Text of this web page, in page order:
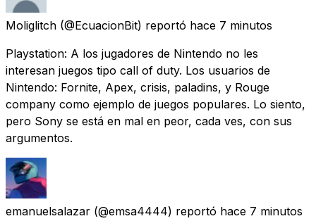
Moliglitch (@EcuacionBit) reportó hace 7 minutos
Playstation: A los jugadores de Nintendo no les
interesan juegos tipo call of duty. Los usuarios de
Nintendo: Fornite, Apex, crisis, paladins, y Rouge
company como ejemplo de juegos populares. Lo siento,
pero Sony se está en mal en peor, cada ves, con sus
argumentos.
emanuelsalazar (@emsa4444) reportó hace 7 minutos